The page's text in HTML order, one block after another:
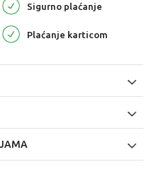
Sigurno plaćanje
Plaćanje karticom